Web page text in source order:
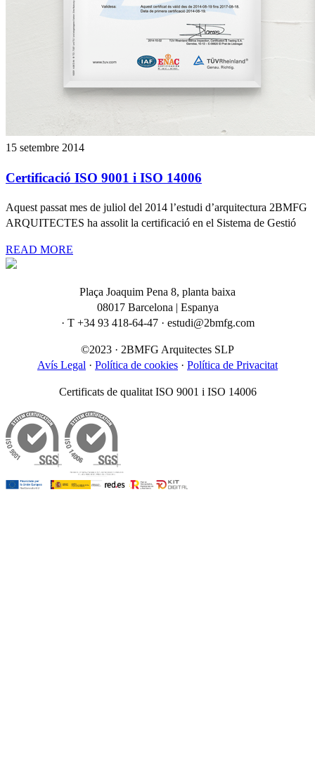
15 setembre 2014
Certificació ISO 9001 i ISO 14006
Aquest passat mes de juliol del 2014 l’estudi d’arquitectura 2BMFG
ARQUITECTES ha assolit la certificació en el Sistema de Gestió
READ MORE
Plaça Joaquim Pena 8, planta baixa
08017 Barcelona | Espanya
· T +34 93 418-64-47 · estudi@2bmfg.com
©2023 · 2BMFG Arquitectes SLP
Avís Legal · Política de cookies · Política de Privacitat
Certificats de qualitat ISO 9001 i ISO 14006